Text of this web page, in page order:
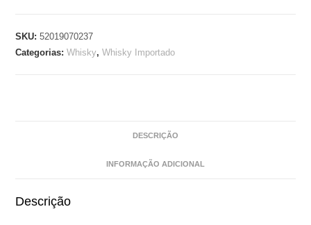
SKU:52019070237
Categorias:Whisky,Whisky Importado
DESCRIÇÃO
INFORMAÇÃO ADICIONAL
Descrição